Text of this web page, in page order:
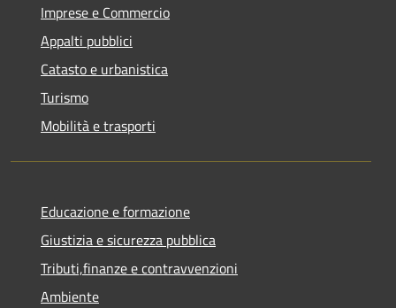
Imprese e Commercio
Appalti pubblici
Catasto e urbanistica
Turismo
Mobilità e trasporti
Educazione e formazione
Giustizia e sicurezza pubblica
Tributi,finanze e contravvenzioni
Ambiente